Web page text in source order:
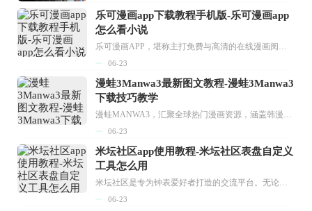
乐可漫画app下载教程手机版-乐可漫画app
怎么看小说
乐可漫画APP，堪称主打免费与高清的在线漫画阅读神器。其官方版提供海量完整版漫画资源，无论是国内漫画，还是日漫、韩漫、台漫、美漫等国外漫画，应有尽有，随时供你阅读。只需轻点一下，便能直接进入阅读界面。不仅如此，乐可漫画最新版本更新速度极快，在这里，你总能抢先看到全网一手漫画章节内容！...
06-23
漫蛙3Manwa3最新图文教程-漫蛙3Manwa3
下载技巧教学
漫蛙MANWA3，汇聚全球热门漫画资源，涵盖韩漫、欧美漫画、国漫等多种类型，题材丰富多样，全方位满足用户阅读喜好。它不仅是阅读平台，更是创作平台，为广大用户打造零门槛创作环境。...
06-23
米坛社区app使用教程-米坛社区表盘自定义
工具怎么用
米坛社区是专为钟表爱好者打造的交流平台。无论你是初涉钟表领域的普通爱好者，还是拥有多年收藏经验的资深玩家，都能在此找到属于自己的天地。 无需注册，就能轻松参与其中。通过专业的讨论论坛与丰富的交互功能，你可与世界各地的钟表爱好者畅快交流。若你钟情于钟表，米坛社区无疑是值得一试的理想之选。在这里，你能获取最新的手表资讯，交流见解，提升鉴赏品味，让每一块手表都成为收藏故事中重要的一部分。感兴趣的朋友，不要错过下载机会。...
06-23